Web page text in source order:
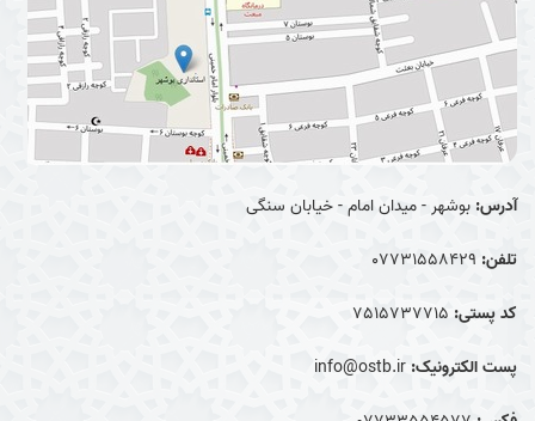
آدرس: بوشهر - میدان امام - خیابان سنگی
تلفن: 07731558429
کد پستی: 7515737715
پست الکترونیک: info@ostb.ir